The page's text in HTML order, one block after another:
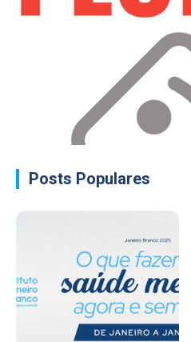
Posts Populares